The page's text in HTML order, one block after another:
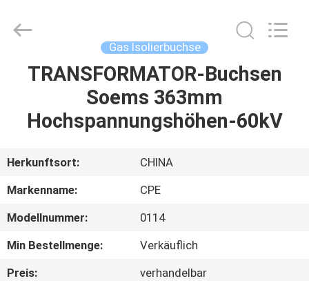
HAUS
PRODUKTE
ÜBER
UNS
FABRIK-
AUSFLUG
Electric
Co.,Ltd..
Gas Isolierbuchse
TRANSFORMATOR-Buchsen
Soems 363mm
Hochspannungshöhen-60kV
Herkunftsort:
CHINA
Markenname:
CPE
Modellnummer:
0114
Min Bestellmenge:
Verkäuflich
Preis:
verhandelbar